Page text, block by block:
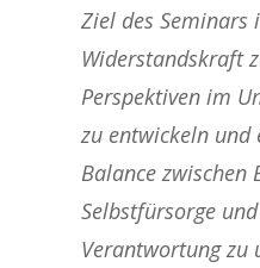
Ziel des Seminars
Widerstandskraft
Perspektiven im
zu entwickeln und
Balance zwischen
Selbstfürsorge
Verantwortung zu